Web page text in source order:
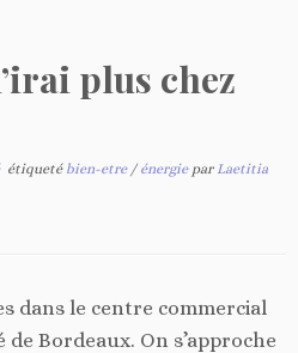
plus chez
étiqueté bien-etre / énergie par Laetitia
dans le centre commercial
de Bordeaux. On s’approche